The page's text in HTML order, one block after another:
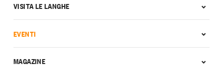
VISITA LE LANGHE
EVENTI
MAGAZINE